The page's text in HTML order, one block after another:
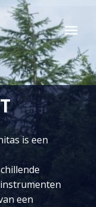
is een
een